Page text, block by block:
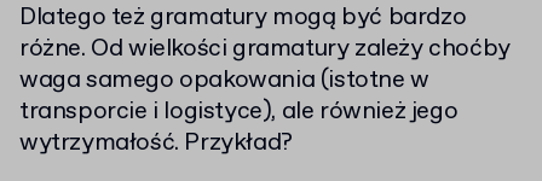
Dlatego też gramatury mogą być bardzo
różne. Od wielkości gramatury zależy choćby
waga samego opakowania (istotne w
transporcie i logistyce), ale również jego
wytrzymałość. Przykład?